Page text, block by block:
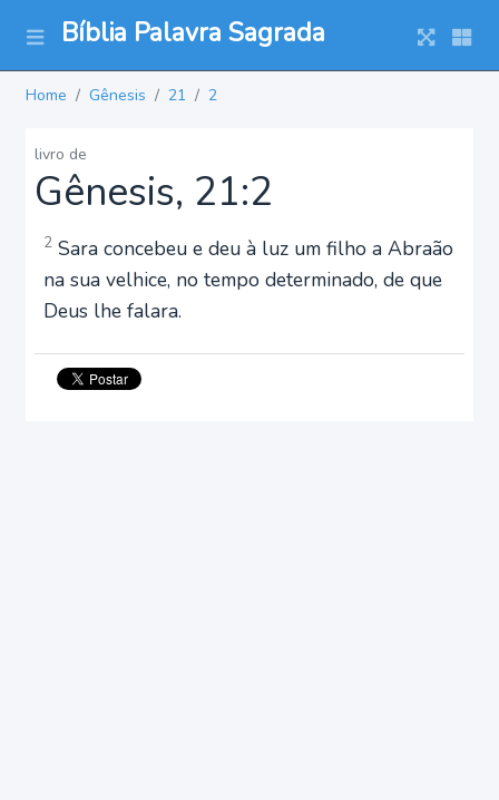
Bíblia Palavra Sagrada
Home Gênesis 21 2
livro de
Gênesis, 21:2
2 Sara concebeu e deu à luz um filho a Abraão
na sua velhice, no tempo determinado, de que
Deus lhe falara.